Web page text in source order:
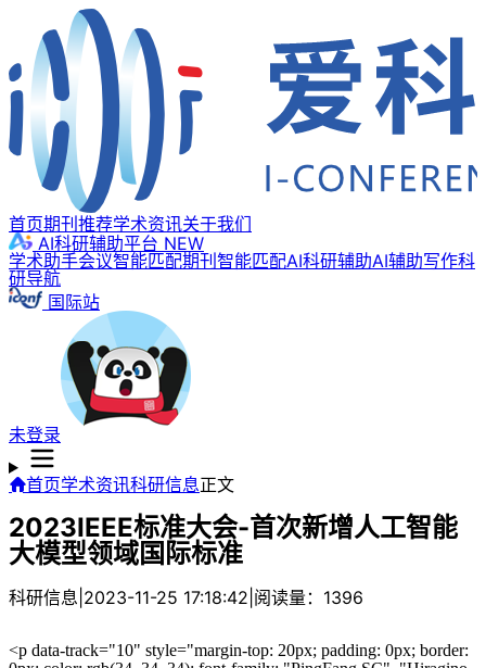
首页期刊推荐学术资讯关于我们
AI科研辅助平台 NEW
学术助手会议智能匹配期刊智能匹配AI科研辅助AI辅助写作科
研导航
国际站
未登录
首页学术资讯科研信息正文
2023IEEE标准大会-首次新增人工智能
大模型领域国际标准
科研信息 2023-11-25 17:18:42 阅读量：1396
<p data-track="10" style="margin-top: 20px; padding: 0px; border: